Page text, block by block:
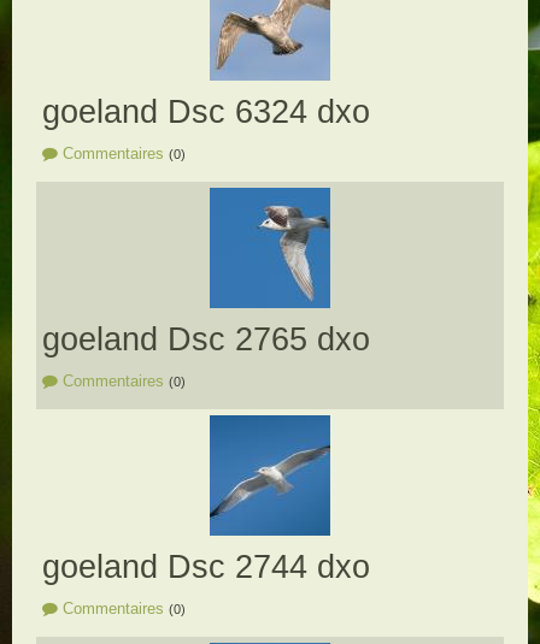
goeland Dsc 6324 dxo
Commentaires (0)
goeland Dsc 2765 dxo
Commentaires (0)
goeland Dsc 2744 dxo
Commentaires (0)